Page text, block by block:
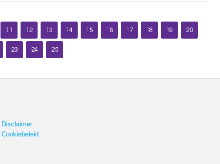
11 12 13 14 15 16 17 18 19 20
23 24 25
Disclaimer
Cookiebeleid